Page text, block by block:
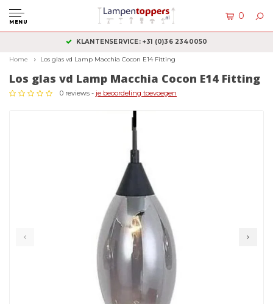
MENU
0
KLANTENSERVICE: +31 (0)36 2340050
Home Los glas vd Lamp Macchia Cocon E14 Fitting
Los glas vd Lamp Macchia Cocon E14 Fitting
0 reviews - je beoordeling toevoegen